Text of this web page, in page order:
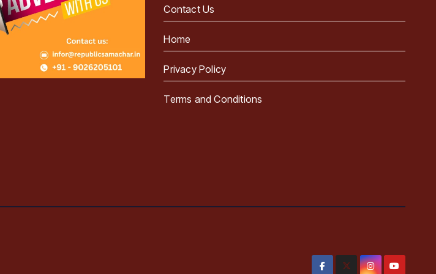
Contact Us
Home
Privacy Policy
Terms and Conditions